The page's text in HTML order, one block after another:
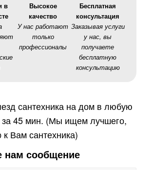
в
Высокое
качество
У нас работают
только
профессионалы
Бесплатная
консультация
Заказывая услуги
у нас, вы
получаете
бесплатную
консультацию
сантехника на дом в любую
за 45 мин. (Мы ищем лучшего,
Вам сантехника)
нам сообщение